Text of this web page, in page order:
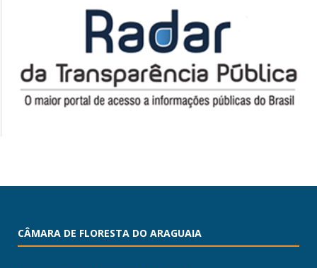
CÂMARA DE FLORESTA DO ARAGUAIA